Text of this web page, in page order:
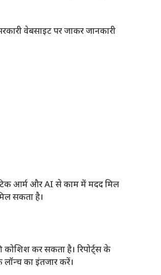
वेबसाइट पर जाकर जानकारी
आर्म और AI से काम में मदद मिल
सकता है।
कर सकता है। रिपोर्ट्स के
का इंतजार करें।